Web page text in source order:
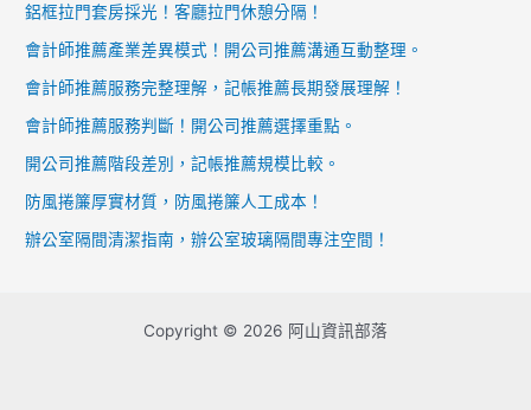
鋁框拉門套房採光！客廳拉門休憩分隔！
會計師推薦產業差異模式！開公司推薦溝通互動整理。
會計師推薦服務完整理解，記帳推薦長期發展理解！
會計師推薦服務判斷！開公司推薦選擇重點。
開公司推薦階段差別，記帳推薦規模比較。
防風捲簾厚實材質，防風捲簾人工成本！
辦公室隔間清潔指南，辦公室玻璃隔間專注空間！
Copyright © 2026 阿山資訊部落